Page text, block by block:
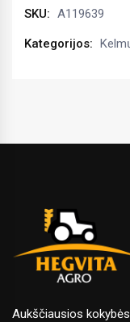
TFX,TMC017510-
01
SKU: A119639
Kategorijos:
Aukščiausios